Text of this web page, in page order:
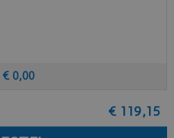
€ 0,00
€ 119,15